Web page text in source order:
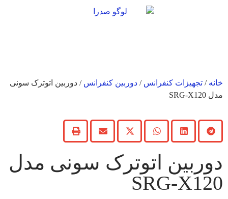
خانه / تجهیزات کنفرانس / دوربین کنفرانس / دوربین اتوترک سونی
مدل SRG-X120
دوربین اتوترک سونی مدل
SRG-X120